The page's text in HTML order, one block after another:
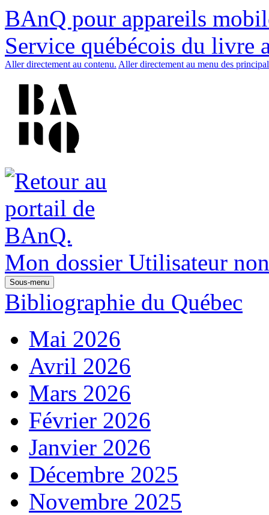
BAnQ pour appareils
Service québécois du livre
Aller directement au contenu. Aller directement au menu des
Mon dossier Utilisateur
Sous-menu
Bibliographie du Québec
Mai 2026
Avril 2026
Mars 2026
Février 2026
Janvier 2026
Décembre 2025
Novembre 2025